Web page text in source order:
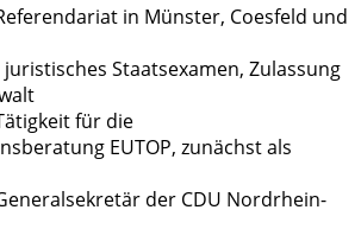
in Münster, Coesfeld und
juristisches Staatsexamen, Zulassung
für die
EUTOP, zunächst als
der CDU Nordrhein-